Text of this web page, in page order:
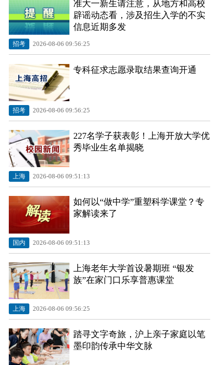
准大一新生请注意，从地方和高校
辟谣动态看，涉及招生入学的不实
信息近期多发
招考 2026-08-06 09:56:25
专科征求志愿录取结果查询开通
招考 2026-08-06 09:56:25
227名学子获表彰！上海开放大学优
秀毕业生名单揭晓
上海 2026-08-06 09:51:13
如何以“做中学”重塑科学课堂？专
家解读来了
国内 2026-08-06 09:51:13
上海老年大学首设暑期班 “银发
族”在家门口乐享普惠课堂
上海 2026-08-06 09:56:25
踏寻文字奇旅，沪上亲子家庭以笔
墨印韵传承中华文脉